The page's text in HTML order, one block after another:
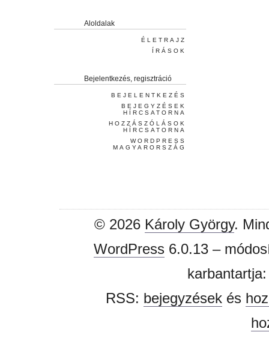
Aloldalak
ÉLETRAJZ
ÍRÁSOK
Bejelentkezés, regisztráció
BEJELENTKEZÉS
BEJEGYZÉSEK
HÍRCSATORNA
HOZZÁSZÓLÁSOK
HÍRCSATORNA
WORDPRESS
MAGYARORSZÁG
© 2026 Károly György.
WordPress6.0.13 –
RSS: bejegyzésekés